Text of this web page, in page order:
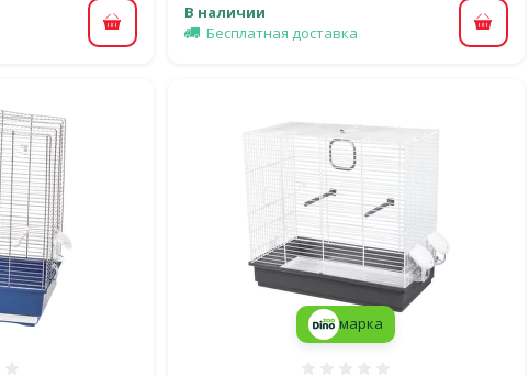
В корзину
В наличии
Бесплатная доставка
В
марка